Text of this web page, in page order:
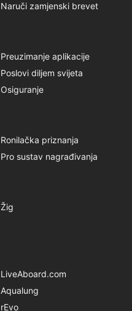
Naruči zamjenski brevet
Preuzimanje aplikacije
Poslovi diljem svijeta
Osiguranje
Ronilačka priznanja
Pro sustav nagrađivanja
Žig
LiveAboard.com
Aqualung
rEvo